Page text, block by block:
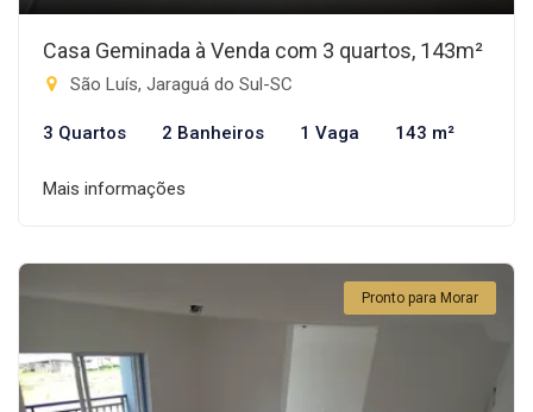
Casa Geminada à Venda com 3 quartos, 143m²
São Luís, Jaraguá do Sul-SC
3 Quartos 2 Banheiros 1 Vaga 143 m²
Mais informações
Pronto para Morar